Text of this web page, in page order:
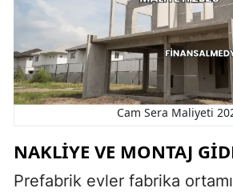
Cam Sera Maliyeti
NAKLIYE VE MONTAJ
Prefabrik evler fabrika